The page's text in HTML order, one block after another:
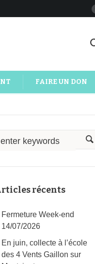
FAIRE UN DON
récents
Fermeture Week-end
14/07/2026
En juin, collecte à l’école
des 4 Vents Gaillon sur